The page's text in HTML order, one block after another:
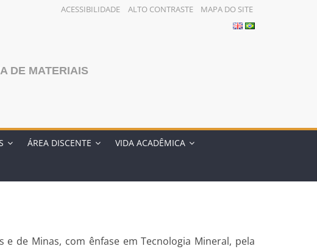
ACESSIBILIDADE ALTO CONTRASTE MAPA DO SITE
DE MATERIAIS
ÁREA DISCENTE VIDA ACADÊMICA
de Minas, com ênfase em Tecnologia Mineral, pela